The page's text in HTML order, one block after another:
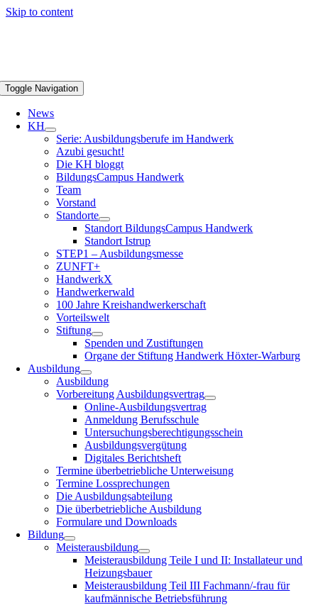
Skip to content
Toggle Navigation
News
KH
Serie: Ausbildungsberufe im Handwerk
Azubi gesucht!
Die KH bloggt
BildungsCampus Handwerk
Team
Vorstand
Standorte
Standort BildungsCampus Handwerk
Standort Istrup
STEP1 – Ausbildungsmesse
ZUNFT+
HandwerkX
Handwerkerwald
100 Jahre Kreishandwerkerschaft
Vorteilswelt
Stiftung
Spenden und Zustiftungen
Organe der Stiftung Handwerk Höxter-Warburg
Ausbildung
Ausbildung
Vorbereitung Ausbildungsvertrag
Online-Ausbildungsvertrag
Anmeldung Berufsschule
Untersuchungsberechtigungsschein
Ausbildungsvergütung
Digitales Berichtsheft
Termine überbetriebliche Unterweisung
Termine Lossprechungen
Die Ausbildungsabteilung
Die überbetriebliche Ausbildung
Formulare und Downloads
Bildung
Meisterausbildung
Meisterausbildung Teile I und II: Installateur und
Heizungsbauer
Meisterausbildung Teil III Fachmann/-frau für
kaufmännische Betriebsführung